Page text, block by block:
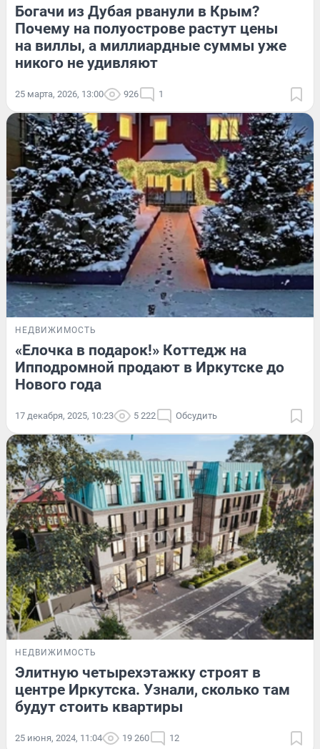
Богачи из Дубая рванули в Крым?
Почему на полуострове растут цены
на виллы, а миллиардные суммы уже
никого не удивляют
25 марта, 2026, 13:00 926 1
НЕДВИЖИМОСТЬ
«Елочка в подарок!» Коттедж на
Ипподромной продают в Иркутске до
Нового года
17 декабря, 2025, 10:23 5 222 Обсудить
НЕДВИЖИМОСТЬ
Элитную четырехэтажку строят в
центре Иркутска. Узнали, сколько там
будут стоить квартиры
25 июня, 2024, 11:04 19 260 12